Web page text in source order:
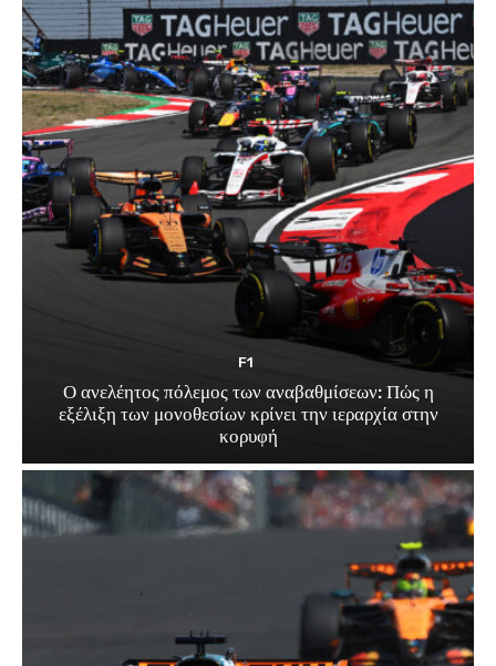
F1
Ο ανελέητος πόλεμος των αναβαθμίσεων: Πώς η
εξέλιξη των μονοθεσίων κρίνει την ιεραρχία στην
κορυφή